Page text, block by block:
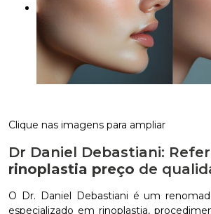
Clique nas imagens para ampliar
Dr Daniel Debastiani:
rinoplastia preço de
O Dr. Daniel Debastiani é um
especializado em rinoplastia,